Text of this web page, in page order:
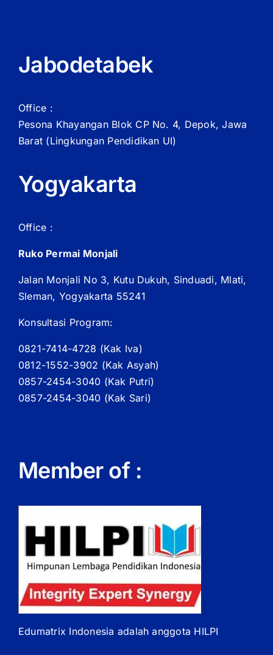
Jabodetabek
Office :
Pesona Khayangan Blok CP No. 4, Depok, Jawa
Barat (Lingkungan Pendidikan UI)
Yogyakarta
Office :
Ruko Permai Monjali
Jalan Monjali No 3, Kutu Dukuh, Sinduadi, Mlati,
Sleman, Yogyakarta 55241
Konsultasi Program:
0821-7414-4728 (Kak Iva)
0812-1552-3902 (Kak Asyah)
0857-2454-3040 (Kak Putri)
0857-2454-3040 (Kak Sari)
Member of :
Edumatrix Indonesia adalah anggota HILPI